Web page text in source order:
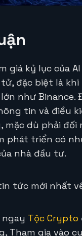
giá kỷ lục của
đặc biệt là
như
tin và điều
mặc dù phải
phát triển có
nhà đầu tư.
tức mới nhất
ngay Tộc Crypto
Tham gia vào